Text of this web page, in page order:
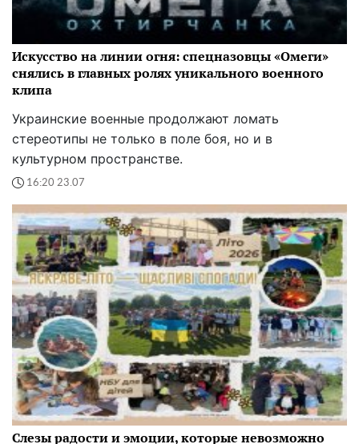
Искусство на линии огня: спецназовцы «Омеги»
снялись в главных ролях уникального военного
клипа
Украинские военные продолжают ломать
стереотипы не только в поле боя, но и в
культурном пространстве.
16:20 23.07
Слезы радости и эмоции, которые невозможно